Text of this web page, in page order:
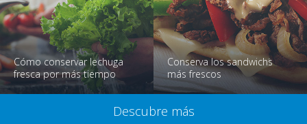
Cómo conservar lechuga
fresca por más tiempo
Conserva los sandwichs
más frescos
Descubre más